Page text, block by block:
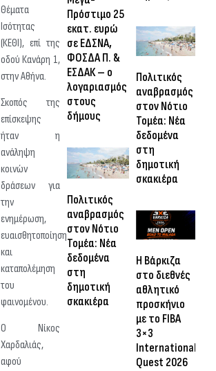
Θέματα
Ισότητας
(ΚΕΘΙ), επί της
οδού Κανάρη 1,
στην Αθήνα.
Σκοπός της
επίσκεψης
ήταν η
ανάληψη
κοινών
δράσεων για
την
ενημέρωση,
ευαισθητοποίηση
και
καταπολέμηση
του
φαινομένου.
Ο Νίκος
Χαρδαλιάς,
αφού
Πρόστιμο 25
εκατ. ευρώ
σε ΕΔΣΝΑ,
ΦΟΣΔΑ Π. &
ΕΣΔΑΚ – ο
λογαριασμός
στους
δήμους
Πολιτικός
αναβρασμός
στον Νότιο
Τομέα: Νέα
δεδομένα
στη
δημοτική
σκακιέρα
Πολιτικός
αναβρασμός
στον Νότιο
Τομέα: Νέα
δεδομένα
στη
δημοτική
σκακιέρα
Η Βάρκιζα
στο διεθνές
αθλητικό
προσκήνιο
με το FIBA
3×3
International
Quest 2026